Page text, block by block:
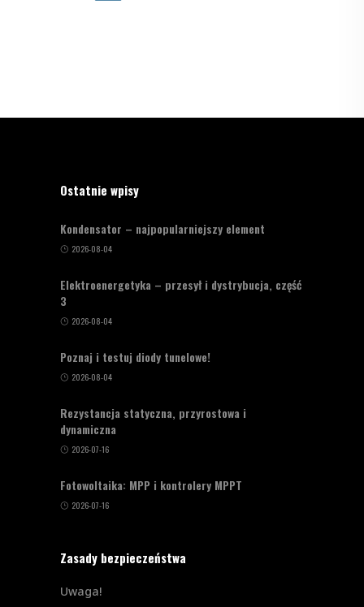
Ostatnie wpisy
Kondensator – najpopularniejszy element
2026-08-04
Elektroenergetyka – przesył i dystrybucja, część
3
2026-08-04
Poznaj i testuj diody tunelowe!
2026-08-04
Rezystancja statyczna, przyrostowa i
dynamiczna
2026-07-16
Fotowoltaika: MPP i kontrolery MPPT
2026-07-16
Zasady bezpieczeństwa
Uwaga!